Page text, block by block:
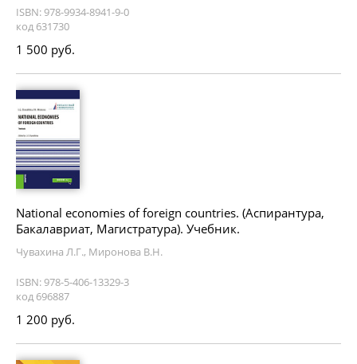
ISBN: 978-9934-8941-9-0
код 631730
1 500 руб.
National economies of foreign countries. (Аспирантура,
Бакалавриат, Магистратура). Учебник.
Чувахина Л.Г., Миронова В.Н.
ISBN: 978-5-406-13329-3
код 696887
1 200 руб.